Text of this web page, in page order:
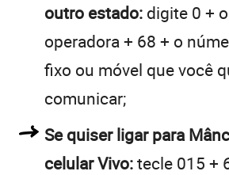
outro estado: digite 0 +
operadora + 68 + o
fixo ou móvel que você
comunicar;
Se quiser ligar para
celular Vivo:tecle 015 +